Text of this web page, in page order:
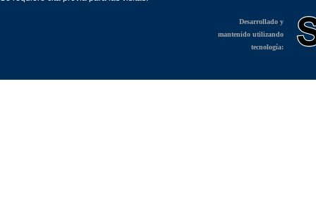
Desarrollado y
mantenido utilizando
tecnología: